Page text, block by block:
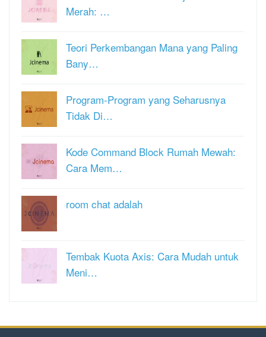
Merah: …
Teori Perkembangan Mana yang Paling
Bany…
Program-Program yang Seharusnya
Tidak Di…
Kode Command Block Rumah Mewah:
Cara Mem…
room chat adalah
Tembak Kuota Axis: Cara Mudah untuk
Meni…